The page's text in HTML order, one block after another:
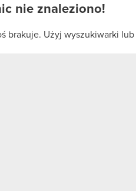
nie znaleziono!
brakuje. Użyj wyszukiwarki lub